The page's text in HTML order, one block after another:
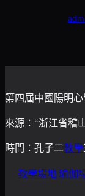
第四屆中國陽明
來源：“浙江省稽
時間：孔子二教學
教學場地瑜伽